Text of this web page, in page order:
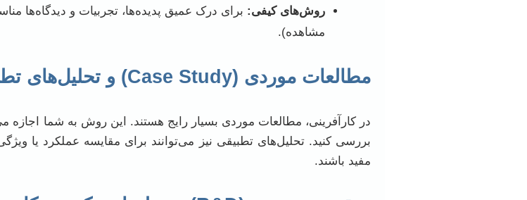
روش‌های کیفی: برای درک عمیق پدیده‌ها، تجربیات و دیدگاه‌ها
مشاهده).
مطالعات موردی (Case Study) و تحلیل‌های تطبیقی
در کارآفرینی، مطالعات موردی بسیار رایج هستند. این روش به شما
بررسی کنید. تحلیل‌های تطبیقی نیز می‌توانند برای مقایسه عملکرد یا
مفید باشند.